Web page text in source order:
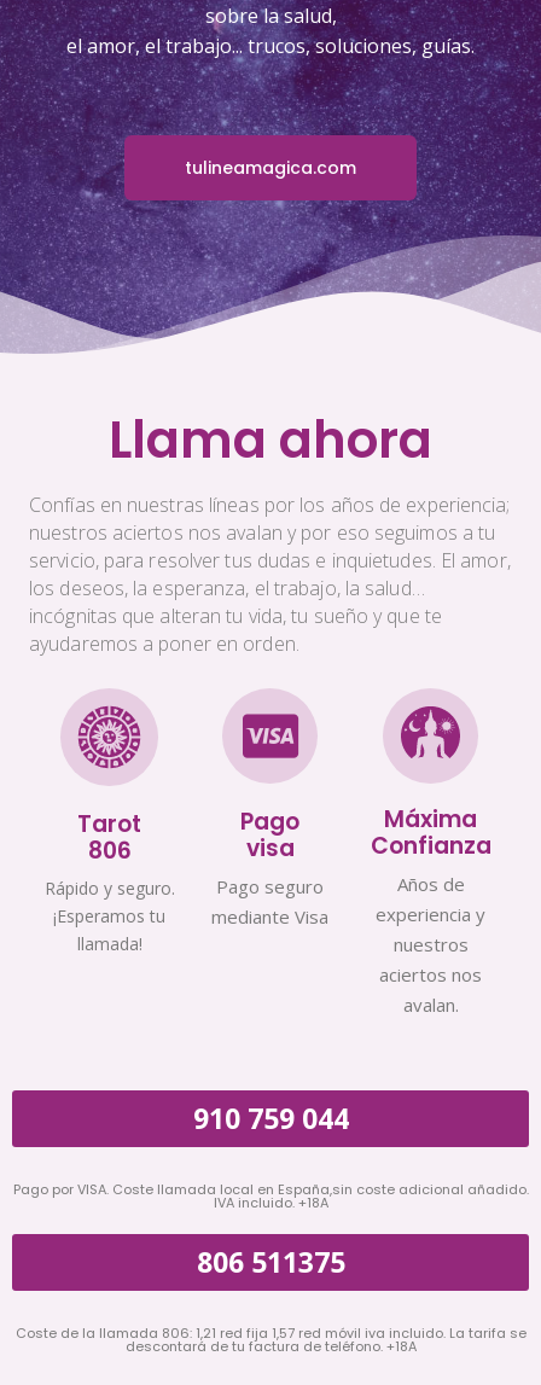
sobre la salud,
el amor, el trabajo... trucos, soluciones, guías.
tulineamagica.com
Llama ahora
Confías en nuestras líneas por los años de experiencia;
nuestros aciertos nos avalan y por eso seguimos a tu
servicio, para resolver tus dudas e inquietudes. El amor,
los deseos, la esperanza, el trabajo, la salud…
incógnitas que alteran tu vida, tu sueño y que te
ayudaremos a poner en orden.
Tarot
806
Rápido y seguro.
¡Esperamos tu
llamada!
Pago
visa
Pago seguro
mediante Visa
Máxima
Confianza
Años de
experiencia y
nuestros
aciertos nos
avalan.
910 759 044
Pago por VISA. Coste llamada local en España,sin coste adicional añadido.
IVA incluido. +18A
806 511375
Coste de la llamada 806: 1,21 red fija 1,57 red móvil iva incluido. La tarifa se
descontará de tu factura de teléfono. +18A